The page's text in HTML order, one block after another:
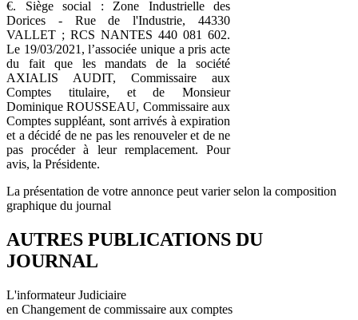
€. Siège social : Zone Industrielle des
Dorices - Rue de l'Industrie, 44330
VALLET ; RCS NANTES 440 081 602.
Le 19/03/2021, l’associée unique a pris acte
du fait que les mandats de la société
AXIALIS AUDIT, Commissaire aux
Comptes titulaire, et de Monsieur
Dominique ROUSSEAU, Commissaire aux
Comptes suppléant, sont arrivés à expiration
et a décidé de ne pas les renouveler et de ne
pas procéder à leur remplacement. Pour
avis, la Présidente.
La présentation de votre annonce peut varier selon la composition
graphique du journal
AUTRES PUBLICATIONS DU
JOURNAL
L'informateur Judiciaire
en Changement de commissaire aux comptes